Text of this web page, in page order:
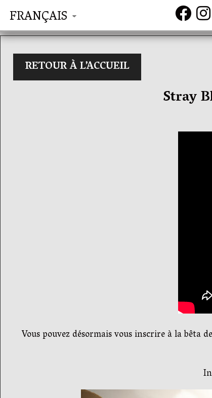
FRANÇAIS
RETOUR À L’ACCUEIL
Stray
Vous pouvez désormais vous inscrire à la bêta